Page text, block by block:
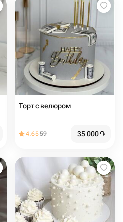
Торт с велюром
4.6559 35 000֏